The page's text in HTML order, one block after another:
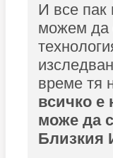
И все
можем да
време тя
всичко е
може да
Близкия